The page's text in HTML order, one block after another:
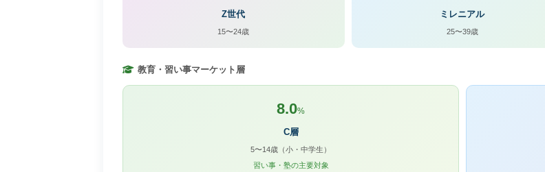
Z世代
15〜24歳
ミレニアル
25〜39歳
教育・習い事マーケット層
8.0%
C層
5〜14歳（小・中学生）
習い事・塾の主要対象